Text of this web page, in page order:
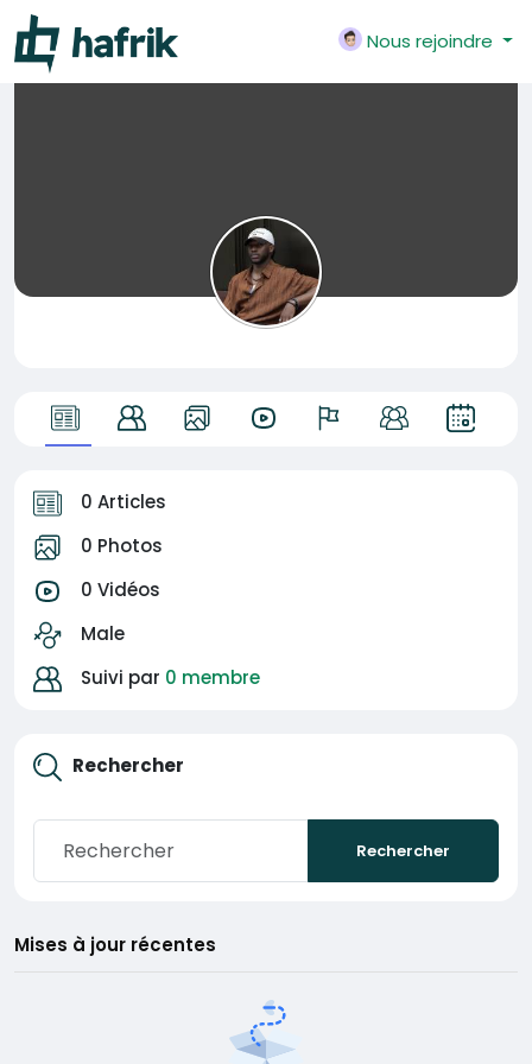
Nous rejoindre
0 Articles
0 Photos
0 Vidéos
Male
Suivi par 0 membre
Rechercher
Rechercher
Mises à jour récentes